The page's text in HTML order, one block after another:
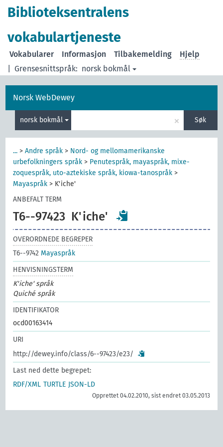
Biblioteksentralens
vokabulartjeneste
Grensesnittspråk: norsk bokmål
Vokabularer Informasjon Tilbakemelding Hjelp
Norsk WebDewey
norsk bokmål × Søk
... >Andre språk > Nord- og mellomamerikanske
urbefolkningers språk > Penutespråk, mayaspråk, mixe-
zoquespråk, uto-aztekiske språk, kiowa-tanospråk >
Mayaspråk > K'iche'
ANBEFALT TERM
T6--97423 K'iche'
OVERORDNEDE BEGREPER
T6--9742 Mayaspråk
HENVISNINGSTERM
K'iche' språk
Quiché språk
IDENTIFIKATOR
ocd00163414
URI
http://dewey.info/class/6--97423/e23/
Last ned dette begrepet:
RDF/XML TURTLE JSON-LD
Opprettet 04.02.2010, sist endret 03.05.2013